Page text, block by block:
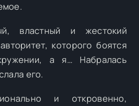
властный и жестокий
которого боятся
а я… Набралась
его.
и откровенно,